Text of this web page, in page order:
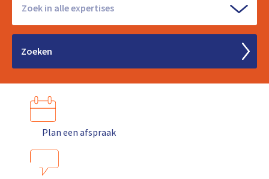
Zoek in alle expertises
Plan een afspraak